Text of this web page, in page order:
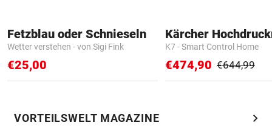
Fetzblau oder Schnieseln
Wetter verstehen - von Sigi Fink
€25,00
Kärcher
K7 - Smart Control Home
€474,90 €644,99
VORTEILSWELT MAGAZINE chevron_right